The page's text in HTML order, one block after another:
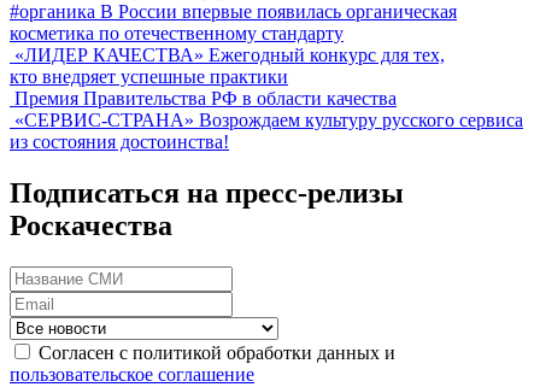
#органика В России впервые появилась органическая
косметика по отечественному стандарту
«ЛИДЕР КАЧЕСТВА» Ежегодный конкурс для тех,
кто внедряет успешные практики
Премия Правительства РФ в области качества
«СЕРВИС-СТРАНА» Возрождаем культуру русского сервиса
из состояния достоинства!
Подписаться на пресс-релизы
Роскачества
Согласен с политикой обработки данных и
пользовательское соглашение